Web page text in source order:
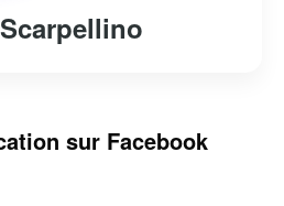
sur Facebook